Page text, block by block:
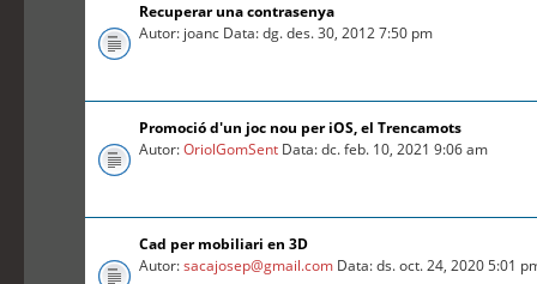
Recuperar una contrasenya
Autor: joanc Data: dg. des. 30, 2012 7:50 pm
Promoció d'un joc nou per iOS, el Trencamots
Autor:OriolGomSent Data: dc. feb. 10, 2021 9:06 am
Cad per mobiliari en 3D
Autor:sacajosep@gmail.com Data: ds. oct. 24, 2020 5:01